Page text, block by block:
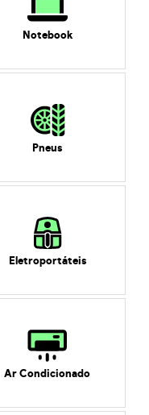
Notebook
Pneus
Eletroportáteis
Ar Condicionado